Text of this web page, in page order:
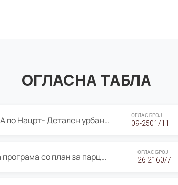
ОГЛАСНА ТАБЛА
ЈАВНА ПРЕЗЕНТАЦИЈА И ЈАВНА АНКЕТА по Нацрт- Детален урбанистички план Градска четврт Ј 05- Барутана, Општина Центар- Скопје, плански период 2025-2030 ОГЛАС БРОЈ
09-2501/11
ОГЛАС за Јавно излагање на Проектна програма со план за парцелација за Урбанистички проект со план за парцелација за спојување на ГП 20.12 и ГП 20.37 од Изменување и дополнување на Детален урбанистички план Буњаковец 2, Општина Центар – Скопје ОГЛАС БРОЈ
26-2160/7